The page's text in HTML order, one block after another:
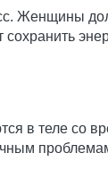
Женщины
в теле со